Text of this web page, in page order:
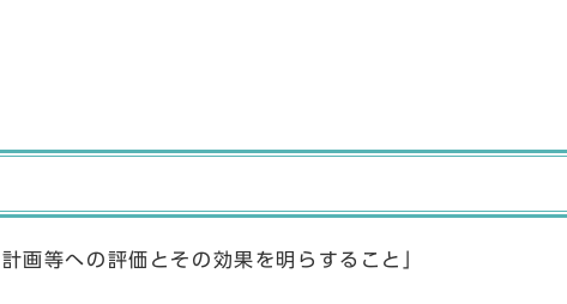
画等への評価とその効果を明らすること」